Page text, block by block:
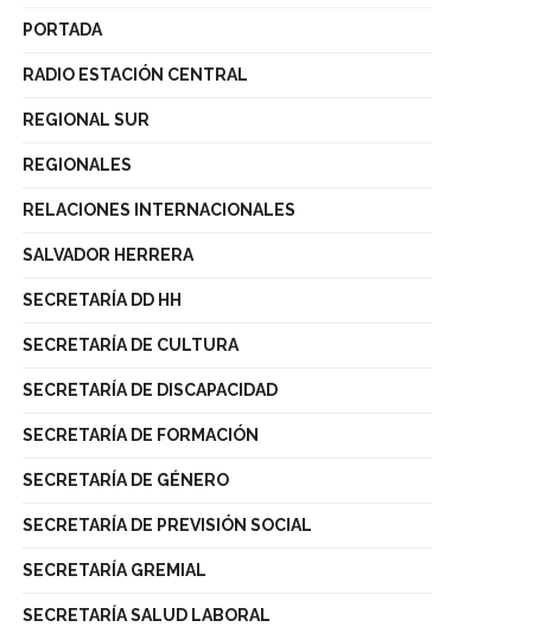
PORTADA
RADIO ESTACIÓN CENTRAL
REGIONAL SUR
REGIONALES
RELACIONES INTERNACIONALES
SALVADOR HERRERA
SECRETARÍA DD HH
SECRETARÍA DE CULTURA
SECRETARÍA DE DISCAPACIDAD
SECRETARÍA DE FORMACIÓN
SECRETARÍA DE GÉNERO
SECRETARÍA DE PREVISIÓN SOCIAL
SECRETARÍA GREMIAL
SECRETARÍA SALUD LABORAL